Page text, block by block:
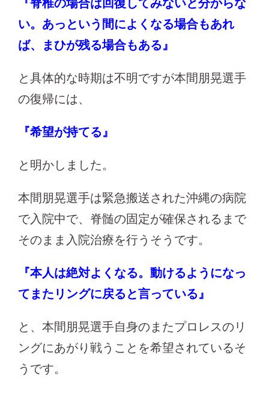
『脊椎の場合は回復してみないと分からな
い。あっという間によくなる場合もあれ
ば、まひが残る場合もある』
と具体的な時期は不明ですが本間朋晃選手
の復帰には、
『希望が持てる』
と明かしました。
本間朋晃選手は緊急搬送された沖縄の病院
で入院中で、脊髄の固定が確保されるまで
そのまま入院治療を行うそうです。
『本人は絶対よくなる。動けるようになっ
てまたリングに戻ると言っている』
と、本間朋晃選手自身のまたプロレスのリ
ングにあがり戦うことを希望されているそ
うです。